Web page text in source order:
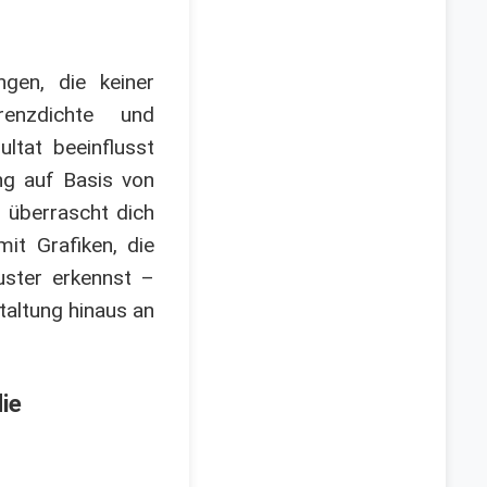
die keiner
und
beeinflusst
auf Basis von
überrascht dich
Grafiken, die
erkennst –
hinaus an